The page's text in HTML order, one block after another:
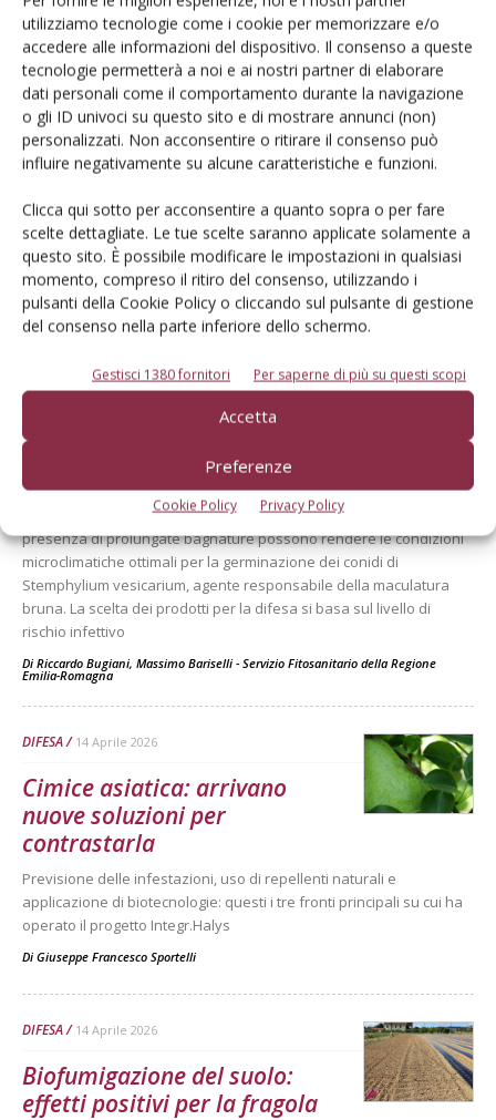
utilizziamo tecnologie come i cookie per memorizzare e/o
accedere alle informazioni del dispositivo. Il consenso a queste
tecnologie permetterà a noi e ai nostri partner di elaborare
dati personali come il comportamento durante la navigazione
o gli ID univoci su questo sito e di mostrare annunci (non)
personalizzati. Non acconsentire o ritirare il consenso può
influire negativamente su alcune caratteristiche e funzioni.
Clicca qui sotto per acconsentire a quanto sopra o per fare
scelte dettagliate. Le tue scelte saranno applicate solamente a
questo sito. È possibile modificare le impostazioni in qualsiasi
momento, compreso il ritiro del consenso, utilizzando i
pulsanti della Cookie Policy o cliccando sul pulsante di gestione
del consenso nella parte inferiore dello schermo.
Gestisci 1380 fornitori Per saperne di più su questi scopi
Accetta
Preferenze
Cookie Policy Privacy Policy
DiDavide Gallesio
DIFESA 17 Giugno 2026
Antracnosi del noce: prima di
tutto l’agronomia
L’antracnosi viene favorita da un andamento climatico caldo-umido
e da uno scarso arieggiamento della pianta. La difesa fa ricorso
principalmente all'adozione di misure agronomiche virtuose come
la scelta di varietà tolleranti, l’arieggiamento della chioma e la
riduzione dell’inoculo primario
DiRiccardo Bugiani, Massimo Bariselli - Servizio Fitosanitario della Regione
Pero in allegagione: aumenta il
rischio maculatura bruna
Tra metà aprile e metà maggio, temperature favorevoli e la
presenza di prolungate bagnature possono rendere le condizioni
microclimatiche ottimali per la germinazione dei conidi di
Stemphylium vesicarium, agente responsabile della maculatura
bruna. La scelta dei prodotti per la difesa si basa sul livello di
rischio infettivo
Di Riccardo Bugiani, Massimo Bariselli - Servizio Fitosanitario della Regione
Emilia-Romagna
DIFESA 14 Aprile 2026
Cimice asiatica: arrivano
nuove soluzioni per
contrastarla
Previsione delle infestazioni, uso di repellenti naturali e
applicazione di biotecnologie: questi i tre fronti principali su cui ha
operato il progetto Integr.Halys
Di Giuseppe Francesco Sportelli
DIFESA 14 Aprile 2026
Biofumigazione del suolo:
effetti positivi per la fragola